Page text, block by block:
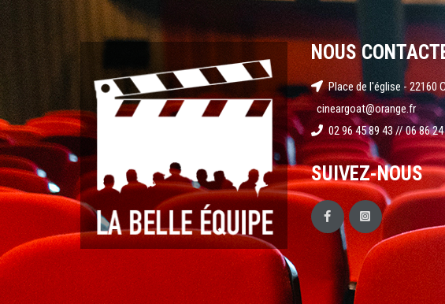
NOUS
Place de l'église - 22160
cineargoat@orange.fr
02 96 45 89 43 // 06 86
SUIVEZ-NOUS